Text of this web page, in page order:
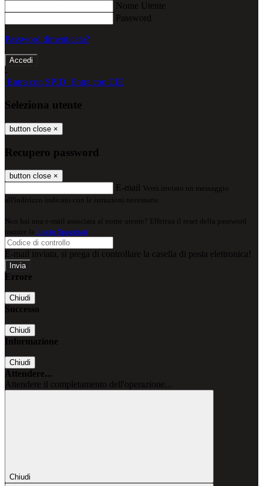
Nome Utente
Password
Password dimenticata?
-
Entra con SPID Entra con CIE
Seleziona utente
button close ×
Recupero password
button close ×
E-mail Verrà inviato un messaggio
all'indirizzo indicato con le istruzioni necessarie.
Non hai una e-mail associata al nome utente? Effettua il reset della password
tramite la Login Spaggiari
E-mail inviata, si prega di controllare la casella di posta elettronica!
Errore
Chiudi
Successo
Chiudi
Informazione
Chiudi
Attendere...
Attendere il completamento dell'operazione...
Chiudi